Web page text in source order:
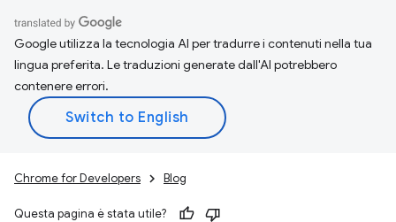
Google utilizza la tecnologia AI per tradurre i contenuti nella tua
lingua preferita. Le traduzioni generate dall'AI potrebbero
contenere errori.
Chrome for Developers Blog
Questa pagina è stata utile?